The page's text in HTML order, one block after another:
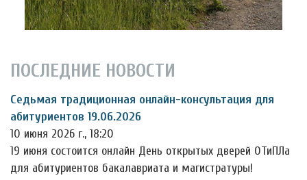
ПОСЛЕДНИЕ НОВОСТИ
Седьмая традиционная онлайн-консультация для
абитуриентов 19.06.2026
10 июня 2026 г., 18:20
19 июня состоится онлайн День открытых дверей ОТиПЛа
для абитуриентов бакалавриата и магистратуры!